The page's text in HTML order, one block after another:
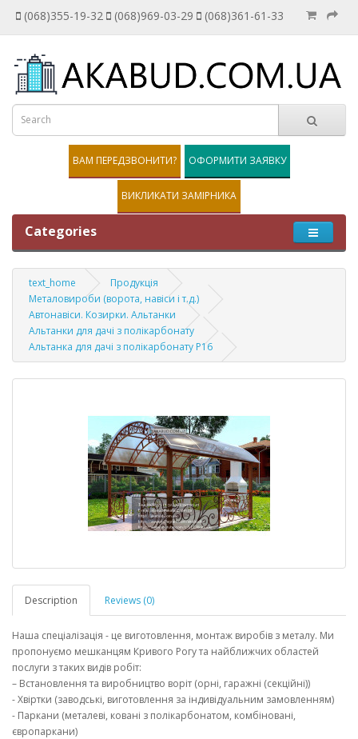
(068)355-19-32 (068)969-03-29 (068)361-61-33
ВАМ ПЕРЕДЗВОНИТИ? ОФОРМИТИ ЗАЯВКУ
ВИКЛИКАТИ ЗАМІРНИКА
Categories
text_home
Продукція
Металовироби (ворота, навіси і т.д.)
Автонавіси. Козирки. Альтанки
Альтанки для дачі з полікарбонату
Альтанка для дачі з полікарбонату Р16
Description Reviews (0)
Наша спеціалізація - це виготовлення, монтаж виробів з металу. Ми
пропонуємо мешканцям Кривого Рогу та найближчих областей
послуги з таких видів робіт:
– Встановлення та виробництво воріт (орні, гаражні (секційні))
- Хвіртки (заводські, виготовлення за індивідуальним замовленням)
- Паркани (металеві, ковані з полікарбонатом, комбіновані,
європаркани)